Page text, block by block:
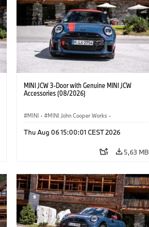
MINI JCW 3-Door with Genuine MINI JCW
Accessories (08/2026)
MINI · MINI John Cooper Works ·
Προαιρετικός εξοπλισμός, αξεσουάρ
Thu Aug 06 15:00:01 CEST 2026
5,63 MB